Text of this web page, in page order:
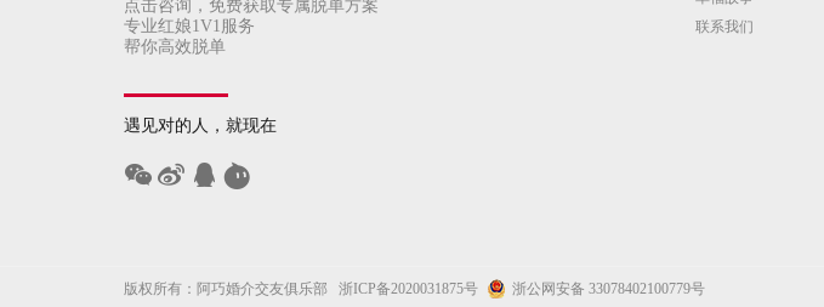
点击咨询，免费获取专属脱单方案
专业红娘1V1服务
帮你高效脱单
遇见对的人，就现在
联系我们
版权所有：阿巧婚介交友俱乐部 浙ICP备2020031875号 浙公网安备 33078402100779号